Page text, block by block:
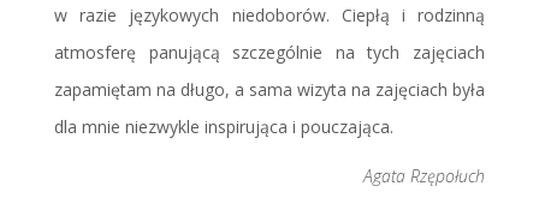
w razie językowych niedoborów. Ciepłą i rodzinną
atmosferę panującą szczególnie na tych zajęciach
zapamiętam na długo, a sama wizyta na zajęciach była
dla mnie niezwykle inspirująca i pouczająca.
Agata Rzępołuch